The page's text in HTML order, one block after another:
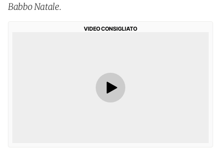
Babbo Natale.
VIDEO CONSIGLIATO